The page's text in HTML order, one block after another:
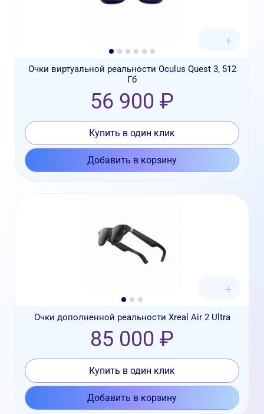
Очки виртуальной реальности Oculus Quest 3, 512
Гб
56 900 ₽
Купить в один клик
Добавить в корзину
Очки дополненной реальности Xreal Air 2 Ultra
85 000 ₽
Купить в один клик
Добавить в корзину